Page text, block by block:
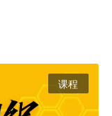
课程